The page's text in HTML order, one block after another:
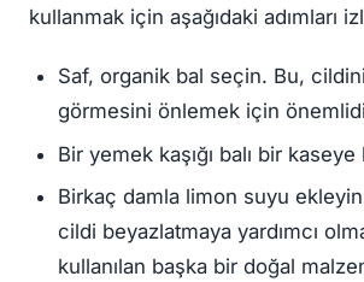
kullanmak için aşağıdaki adımları
Saf, organik bal seçin. Bu,
görmesini önlemek için
Bir yemek kaşığı balı bir
Birkaç damla limon suyu
cildi beyazlatmaya yardımcı
kullanılan başka bir doğal